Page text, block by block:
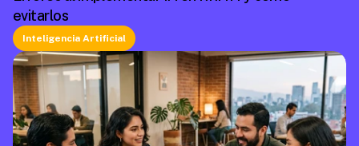
evitarlos
Inteligencia Artificial